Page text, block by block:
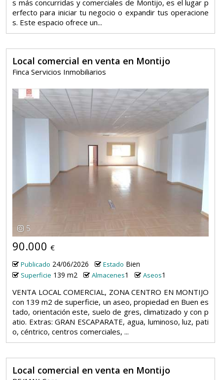
s más concurridas y comerciales de Montijo, es el lugar p
erfecto para iniciar tu negocio o expandir tus operacione
s. Este espacio ofrece un...
Local comercial en venta en Montijo
Finca Servicios Inmobiliarios
5
90.000 €
Publicado 24/06/2026 Estado Bien
Superficie 139 m2 Almacenes1 Aseos1
VENTA LOCAL COMERCIAL, ZONA CENTRO EN MONTIJO
con 139 m2 de superficie, un aseo, propiedad en Buen es
tado, orientación este, suelo de gres, climatizado y con p
atio. Extras: GRAN ESCAPARATE, agua, luminoso, luz, pati
o, céntrico, centros comerciales, ...
Local comercial en venta en Montijo